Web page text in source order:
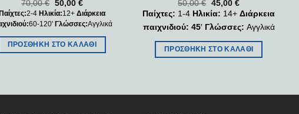
70,00€ 50,00 €
Παίχτες:2-4 Ηλικία:12+ Διάρκεια
60-120' Γλώσσες:Αγγλικά
ΠΡΟΣΘΉΚΗ ΣΤΟ ΚΑΛΆΘΙ
50,00€ 45,00 €
Παίχτες: 1-4 Ηλικία: 14+Διάρκεια
παιχνιδιού: 45′ Γλώσσες: Αγγλικά
ΠΡΟΣΘΉΚΗ ΣΤΟ ΚΑΛΆΘΙ